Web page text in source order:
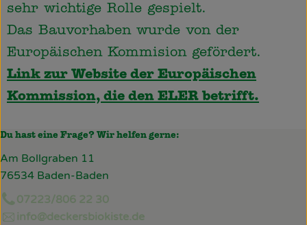
sehr wichtige Rolle gespielt.
Das Bauvorhaben wurde von der
Europäischen Kommision gefördert.
Link zur Website der Europäischen
Kommission, die den ELER betrifft.
Du hast eine Frage? Wir helfen gerne:
Am Bollgraben 11
76534 Baden-Baden
07223/806 22 30
info@deckersbiokiste.de